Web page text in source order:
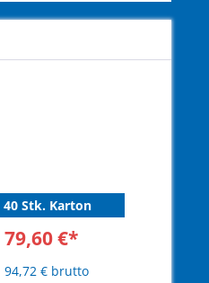
40 Stk. Karton
79,60 €*
94,72 € brutto